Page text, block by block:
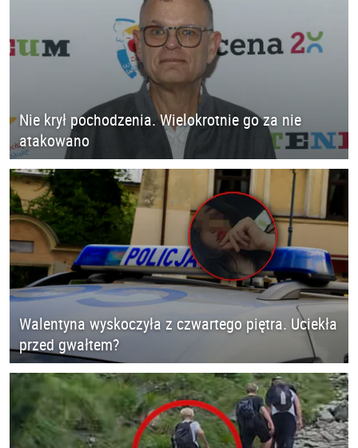
Nie krył pochodzenia. Wielokrotnie go za nie
atakowano
Walentyna wyskoczyła z czwartego piętra. Uciekła
przed gwałtem?